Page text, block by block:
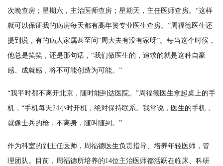
次晚查房；星期六，主治医师查房；星期天，主任医师查房。“这样
就可以保证我的病房每天都有高年资专业医生查房。”周福德医生还
提到说，有的病人家属甚至问“周大夫有没有家呀”。每当这个时候，
他总是笑笑，还是那句话，“我们做医生的，追求的就是这种自豪
感、成就感，将不可能创造为可能。”
“我平时都不离开北京，随时能到达医院。”周福德医生拿起桌上的手
机，“手机每天24小时开机，绝对保持联系。我常说，医生的手机，
就像士兵的枪，不离身，随叫随到。”
作为科室的副主任医师，周福德医生负责指导、培养年轻医师，管
理团队。目前，周福德所培养的14位主治医师都活跃在临床、科研